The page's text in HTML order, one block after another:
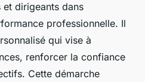
dirigeants dans
professionnelle. Il
qui vise à
renforcer la confiance
Cette démarche